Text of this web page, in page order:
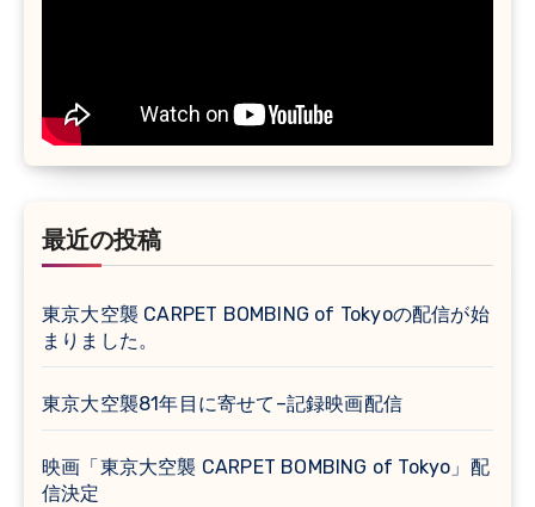
最近の投稿
東京大空襲 CARPET BOMBING of Tokyoの配信が始
まりました。
東京大空襲81年目に寄せて–記録映画配信
映画「東京大空襲 CARPET BOMBING of Tokyo」配
信決定